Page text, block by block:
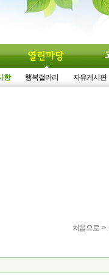
항 행복갤러리 자유게시판
처음으로 >